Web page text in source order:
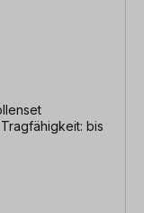
bis